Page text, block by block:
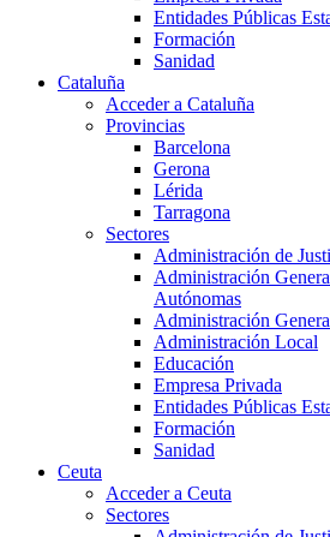
Entidades Públicas
Formación
Sanidad
Cataluña
Acceder a Cataluña
Provincias
Barcelona
Gerona
Lérida
Tarragona
Sectores
Administración de
Administración
Autónomas
Administración
Administración Local
Educación
Empresa Privada
Entidades Públicas
Formación
Sanidad
Ceuta
Acceder a Ceuta
Sectores